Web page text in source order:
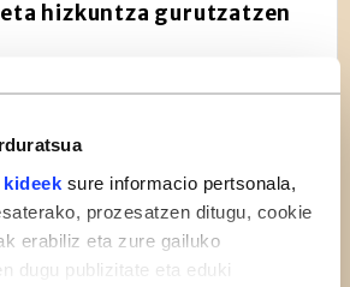
kideek sure informacio pertsonala,
prozesatzen ditugu, cookie
erabiliz eta zure gailuko
dugu publizitate eta eduki
hizkuntza gurutzatzen
Euskara Ingurumena
Nafarroa